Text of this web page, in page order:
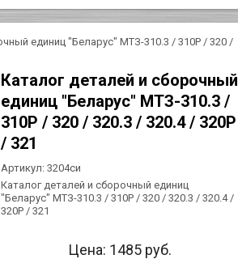
единиц "Беларус" МТЗ-310.3 / 310Р / 320 /
Каталог деталей и сборочный
единиц "Беларус" МТЗ-310.3 /
310Р / 320 / 320.3 / 320.4 / 320Р
/ 321
Артикул: 3204си
Каталог деталей и сборочный единиц
"Беларус" МТЗ-310.3 / 310Р / 320 / 320.3 / 320.4 /
320Р / 321
Цена: 1485 руб.